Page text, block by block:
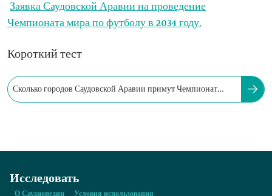
Заявка Саудовской Аравии на проведение
Чемпионата мира по футболу в 2034 году.
Короткий тест
Сколько городов Саудовской Аравии примут Чемпионат
Исследовать
О Саудиопедии Условия использования